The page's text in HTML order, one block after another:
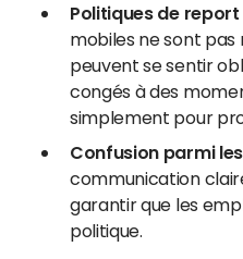
Politiques de
mobiles ne sont
peuvent se sentir
congés à des
simplement pour
Confusion parmi
communication
garantir que les
politique.